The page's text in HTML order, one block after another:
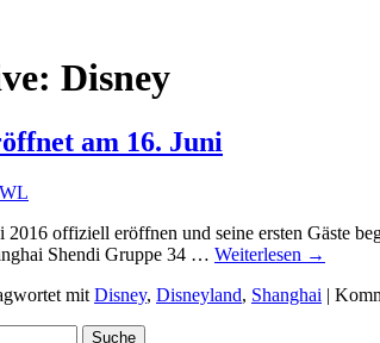
Disney
am 16. Juni
offiziell eröffnen und seine ersten Gäste
Shendi Gruppe 34 … Weiterlesen →
mit Disney, Disneyland, Shanghai |